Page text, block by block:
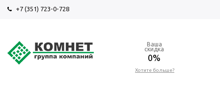
+7 (351) 723-0-728
Ваша
скидка
0%
Хотите больше?